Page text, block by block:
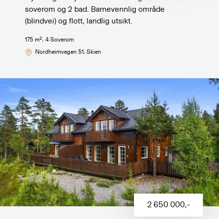
soverom og 2 bad. Barnevennlig område
(blindvei) og flott, landlig utsikt.
175 m2, 4Soverom
Nordheimvegen 51, Skien
2 650 000,-